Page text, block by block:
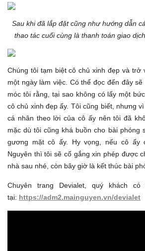
Sau khi đã lắp đặt cũng như hướng dẫn
thao tác cuối cùng là thanh toán giao
Chúng tôi tạm biệt cô chủ xinh đẹp và trở
một ngày làm việc. Có thể đọc đến đây
móc tôi rằng, tại sao không có lấy một
cô chủ xinh đẹp ấy. Tôi cũng biết, nhưng
cá nhân theo lời của cô ấy nên tôi đã
mặc dù tôi cũng khá buồn cho bài phóng
gương mặt cô ấy. Hy vọng, nếu cô ấy
Nguyên thì tôi sẽ cố gắng xin phép được
nhà sau nhé, còn bây giờ là kết thúc bài
Chuyên trang Devialet, quý khách
tại: https://adm2.mainguyen.vn/devialet